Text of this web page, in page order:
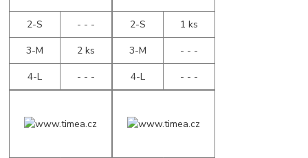
2-S
- - -
3-M
2 ks
4-L
- - -
2-S
1 ks
3-M
- - -
4-L
- - -